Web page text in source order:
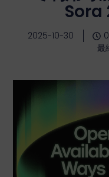
Sora
2025-10-30
最